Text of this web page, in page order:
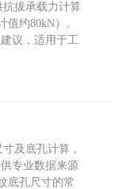
抗拔承载力计算
约80kN）。
议，适用于工
及底孔计算，
专业数据来源
底孔尺寸的常